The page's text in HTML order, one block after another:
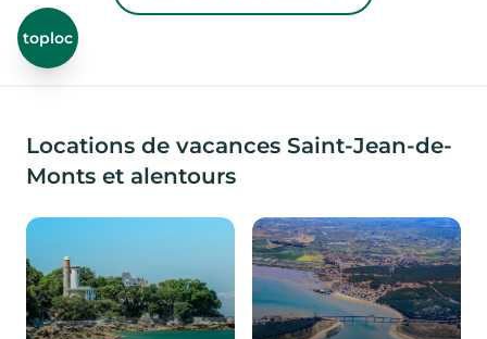
toploc
Locations de vacances Saint-Jean-de-
Monts et alentours